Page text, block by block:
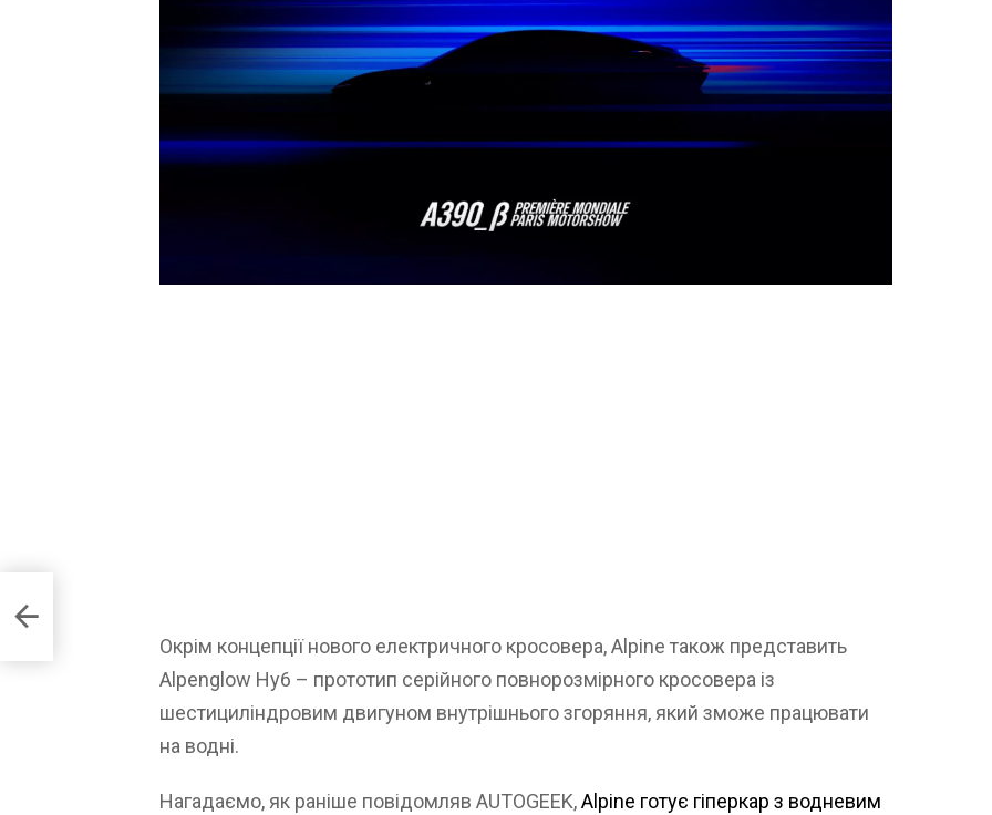
Окрім концепції нового електричного кросовера, Alpine також представить
Alpenglow Hy6 – прототип серійного повнорозмірного кросовера із
шестициліндровим двигуном внутрішнього згоряння, який зможе працювати
на водні.
Нагадаємо, як раніше повідомляв AUTOGEEK,Alpine готує гіперкар з водневим